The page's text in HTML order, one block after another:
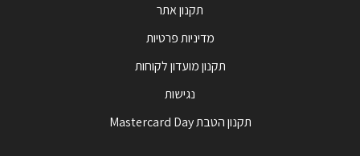
תקנון אתר
מדיניות פרטיות
תקנון מועדון לקוחות
נגישות
תקנון הטבת Mastercard Day